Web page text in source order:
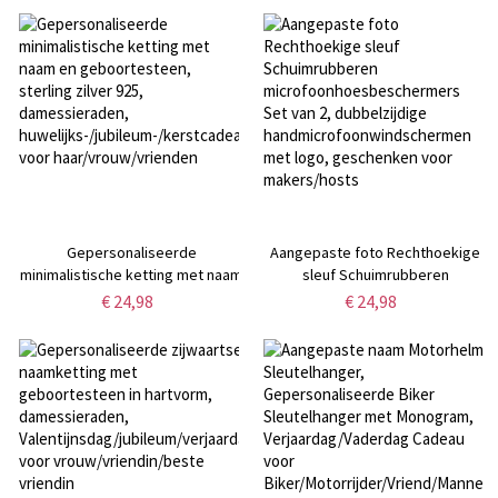
voor overleden huisdier, cadeau
voor
dierenliefhebber/hondenmoeder/kattenliefhebber
vaderdag voor mannen
Gepersonaliseerde
minimalistische ketting met naam
en geboortesteen, sterling zilver
huwelijks-/jubileum-/kerstcadeau
voor haar/vrouw/vrienden
€ 24,98
Aangepaste foto Rechthoekige
sleuf Schuimrubberen
microfoonhoesbeschermers Set
handmicrofoonwindschermen
met logo, geschenken voor
makers/hosts
€ 24,98